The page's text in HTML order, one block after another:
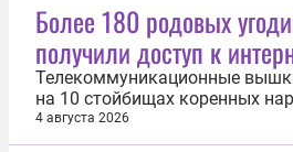
Более 180 родовых
получили доступ к
Телекоммуникационные
на 10 стойбищах коренных
ХМАО-Югре. Это даст
связи и интернету семьям,
4 августа 2026